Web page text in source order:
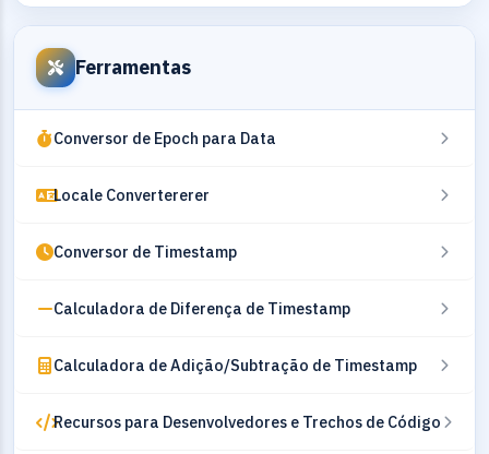
Ferramentas
Conversor de Epoch para Data
Locale Convertererer
Conversor de Timestamp
Calculadora de Diferença de Timestamp
Calculadora de Adição/Subtração de Timestamp
Recursos para Desenvolvedores e Trechos de Código